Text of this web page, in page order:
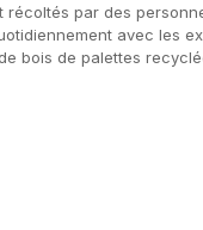
par des
avec les
bois de palettes